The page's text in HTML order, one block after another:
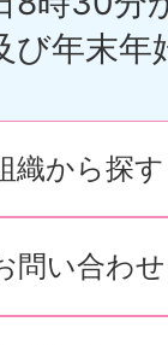
び年末
織から探す
問い合わせ